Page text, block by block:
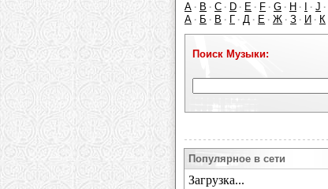
A · B · C · D · E · F · G · H · · J ·
А · Б · В · Г · Д · Е · Ж · З · И · К
Поиск Музыки:
Популярное в сети